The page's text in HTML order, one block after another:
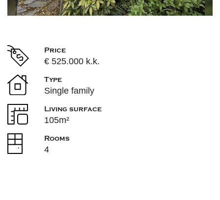
Price
€ 525.000 k.k.
Type
Single family
Living surface
105m²
Rooms
4